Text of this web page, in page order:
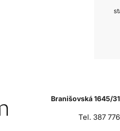
Branišovská 1645/
Tel. 387 776